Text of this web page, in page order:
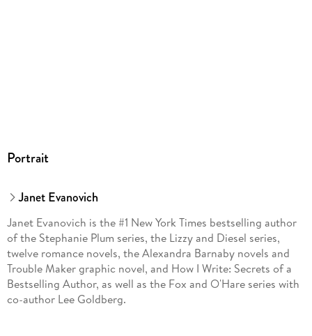
Portrait
Janet Evanovich
Janet Evanovich is the #1 New York Times bestselling author
of the Stephanie Plum series, the Lizzy and Diesel series,
twelve romance novels, the Alexandra Barnaby novels and
Trouble Maker graphic novel, and How I Write: Secrets of a
Bestselling Author, as well as the Fox and O'Hare series with
co-author Lee Goldberg.